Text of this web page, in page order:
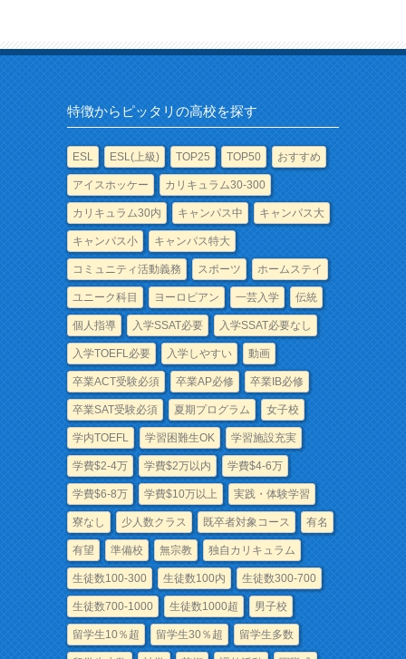
特徴からピッタリの高校を探す
ESL ESL(上級) TOP25 TOP50 おすすめ
アイスホッケー カリキュラム30-300
カリキュラム30内 キャンパス中 キャンパス大
キャンパス小 キャンパス特大
コミュニティ活動義務 スポーツ ホームステイ
ユニーク科目 ヨーロピアン 一芸入学 伝統
個人指導 入学SSAT必要 入学SSAT必要なし
入学TOEFL必要 入学しやすい 動画
卒業ACT受験必須 卒業AP必修 卒業IB必修
卒業SAT受験必須 夏期プログラム 女子校
学内TOEFL 学習困難生OK 学習施設充実
学費$2-4万 学費$2万以内 学費$4-6万
学費$6-8万 学費$10万以上 実践・体験学習
寮なし 少人数クラス 既卒者対象コース 有名
有望 準備校 無宗教 独自カリキュラム
生徒数100-300 生徒数100内 生徒数300-700
生徒数700-1000 生徒数1000超 男子校
留学生10％超 留学生30％超 留学生多数